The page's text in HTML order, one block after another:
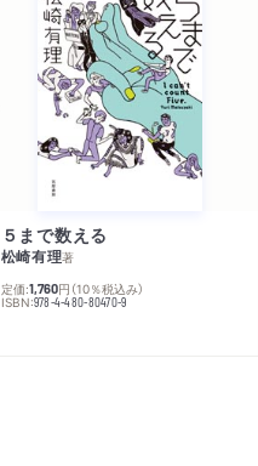
５まで数える
松崎有理著
定価:1,760円 （10％税込み）
ISBN:978-4-480-80470-9